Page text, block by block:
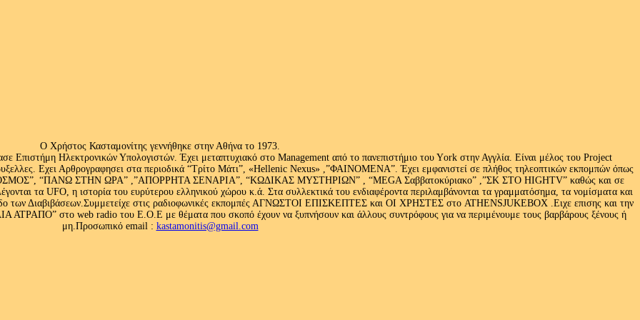
Ο Χρήστος Κασταμονίτης γεννήθηκε στην Αθήνα το 1973.
Επιστήμη Ηλεκτρονικών Υπολογιστών. Έχει μεταπτυχιακό στο Management από το πανεπιστήμιο του Υork στην Αγγλία. Είναι μέλος του Project
Εχει Αρθρογραφησει στα περιοδικά “Τρίτο Μάτι”, «Hellenic Nexus» ,”ΦΑΙΝΟΜΕΝΑ”. Έχει εμφανιστεί σε πλήθος τηλεοπτικών εκπομπών όπως
“ΠΑΝΩ ΣΤΗΝ ΩΡΑ” ,”ΑΠΟΡΡΗΤΑ ΣΕΝΑΡΙΑ”, “ΚΩΔΙΚΑΣ ΜΥΣΤΗΡΙΩΝ” , “MEGA Σαββατοκύριακο” ,”ΣΚ ΣΤΟ HIGHTV” καθώς και σε
τα UFO, η ιστορία του ευρύτερου ελληνικού χώρου κ.ά. Στα συλλεκτικά του ενδιαφέροντα περιλαμβάνονται τα γραμματόσημα, τα νομίσματα και
των Διαβιβάσεων.Συμμετείχε στις ραδιοφωνικές εκπομπές ΑΓΝΩΣΤΟΙ ΕΠΙΣΚΕΠΤΕΣ και ΟΙ ΧΡΗΣΤΕΣ στο ATHENSJUKEBOX .Ειχε επισης και την
στο web radio του Ε.Ο.Ε με θέματα που σκοπό έχουν να ξυπνήσουν και άλλους συντρόφους για να περιμένουμε τους βαρβάρους ξένους ή
μη.Προσωπικό email : kastamonitis@gmail.com